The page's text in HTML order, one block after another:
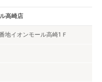
高崎店
地イオンモール高崎1Ｆ